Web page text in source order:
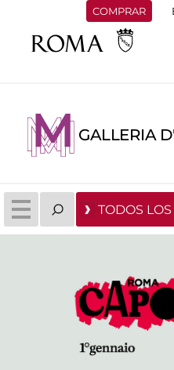
COMPRAR
GALLERIA
TODOS